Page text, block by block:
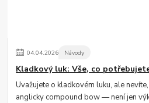
04.04.2026 Návody
Kladkový luk: Vše, co
Uvažujete o kladkovém luku, ale
anglicky compound bow — není jen